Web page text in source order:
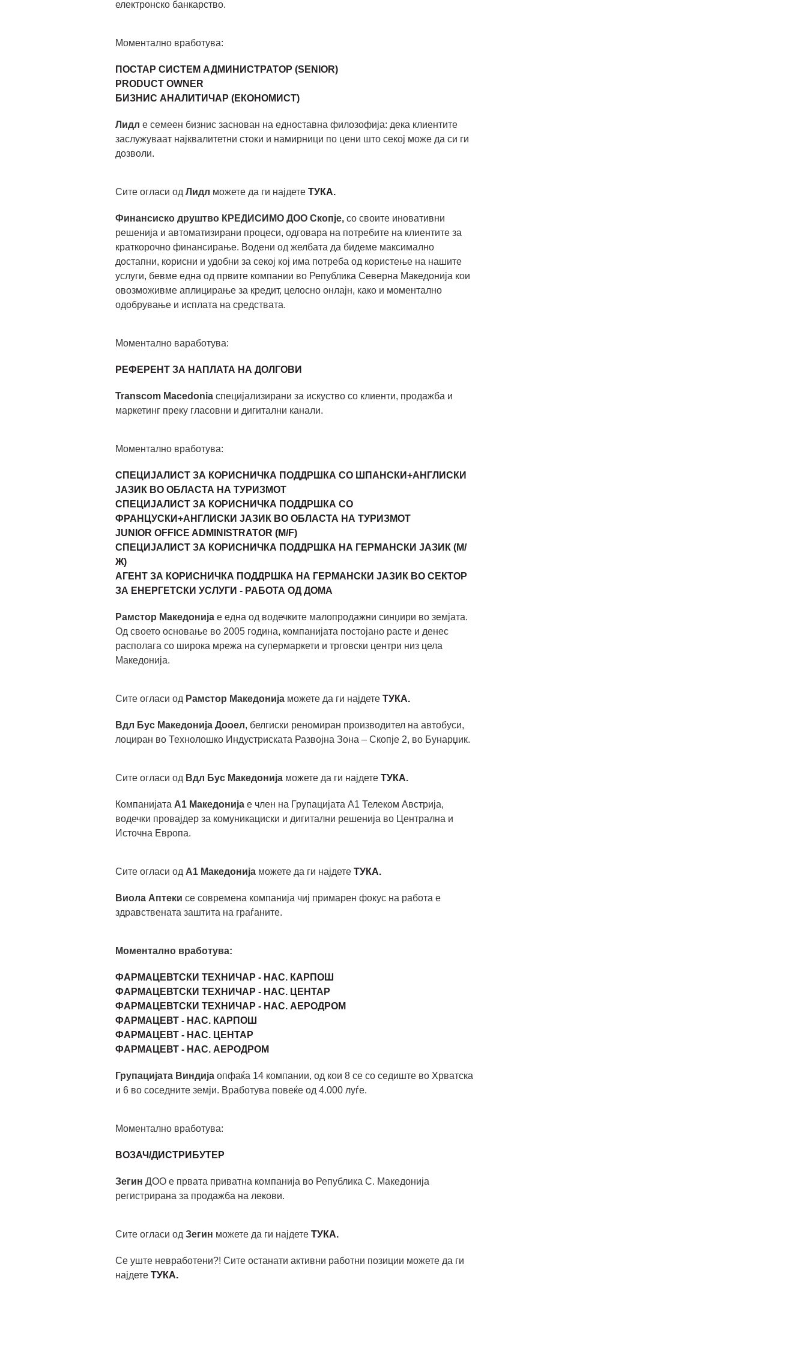
електронско банкарство.
Моментално вработува:
ПОСТАР СИСТЕМ АДМИНИСТРАТОР (SENIOR)
PRODUCT OWNER
БИЗНИС АНАЛИТИЧАР (ЕКОНОМИСТ)
Лидл е семеен бизнис заснован на едноставна филозофија: дека клиентите
заслужуваат најквалитетни стоки и намирници по цени што секој може да си ги
дозволи.
Сите огласи од Лидл можете да ги најдете ТУКА.
Финансиско друштво КРЕДИСИМО ДОО Скопје, со своите иновативни
решенија и автоматизирани процеси, одговара на потребите на клиентите за
краткорочно финансирање. Водени од желбата да бидеме максимално
достапни, корисни и удобни за секој кој има потреба од користење на нашите
услуги, бевме една од првите компании во Република Северна Македонија кои
овозможивме аплицирање за кредит, целосно онлајн, како и моментално
одобрување и исплата на средствата.
Моментално ваработува:
РЕФЕРЕНТ ЗА НАПЛАТА НА ДОЛГОВИ
Transcom Macedonia специјализирани за искуство со клиенти, продажба и
маркетинг преку гласовни и дигитални канали.
Моментално вработува:
СПЕЦИЈАЛИСТ ЗА КОРИСНИЧКА ПОДДРШКА СО ШПАНСКИ+АНГЛИСКИ
ЈАЗИК ВО ОБЛАСТА НА ТУРИЗМОТ
СПЕЦИЈАЛИСТ ЗА КОРИСНИЧКА ПОДДРШКА СО
ФРАНЦУСКИ+АНГЛИСКИ ЈАЗИК ВО ОБЛАСТА НА ТУРИЗМОТ
JUNIOR OFFICE ADMINISTRATOR (M/F)
СПЕЦИЈАЛИСТ ЗА КОРИСНИЧКА ПОДДРШКА НА ГЕРМАНСКИ ЈАЗИК (М/
Ж)
АГЕНТ ЗА КОРИСНИЧКА ПОДДРШКА НА ГЕРМАНСКИ ЈАЗИК ВО СЕКТОР
ЗА ЕНЕРГЕТСКИ УСЛУГИ - РАБОТА ОД ДОМА
Рамстор Македонија е една од водечките малопродажни синџири во земјата.
Од своето основање во 2005 година, компанијата постојано расте и денес
располага со широка мрежа на супермаркети и трговски центри низ цела
Македонија.
Сите огласи од Рамстор Македонија можете да ги најдете ТУКА.
Вдл Бус Македонија Дооел, белгиски реномиран производител на автобуси,
лоциран во Технолошко Индустриската Развојна Зона – Скопје 2, во Бунарџик.
Сите огласи од Вдл Бус Македонија можете да ги најдете ТУКА.
Компанијата А1 Македонија е член на Групацијата А1 Телеком Австрија,
водечки провајдер за комуникациски и дигитални решенија во Централна и
Источна Европа.
Сите огласи од А1 Македонија можете да ги најдете ТУКА.
Виола Аптеки се современа компанија чиј примарен фокус на работа е
здравствената заштита на граѓаните.
Моментално вработува:
ФАРМАЦЕВТСКИ ТЕХНИЧАР - НАС. КАРПОШ
ФАРМАЦЕВТСКИ ТЕХНИЧАР - НАС. ЦЕНТАР
ФАРМАЦЕВТСКИ ТЕХНИЧАР - НАС. АЕРОДРОМ
ФАРМАЦЕВТ - НАС. КАРПОШ
ФАРМАЦЕВТ - НАС. ЦЕНТАР
ФАРМАЦЕВТ - НАС. АЕРОДРОМ
Групацијата Виндија опфаќа 14 компании, од кои 8 се со седиште во Хрватска
и 6 во соседните земји. Вработува повеќе од 4.000 луѓе.
Моментално вработува:
ВОЗАЧ/ДИСТРИБУТЕР
Зегин ДОО е првата приватна компанија во Република С. Македонија
регистрирана за продажба на лекови.
Сите огласи од Зегин можете да ги најдете ТУКА.
Се уште невработени?! Сите останати активни работни позиции можете да ги
најдете ТУКА.